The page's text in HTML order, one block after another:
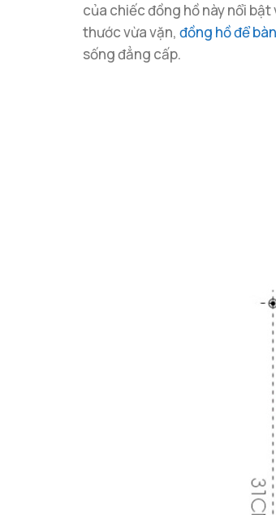
của chiếc đồng hồ này nổi
thước vừa vặn, đồng hồ để bàn
sống đẳng cấp.